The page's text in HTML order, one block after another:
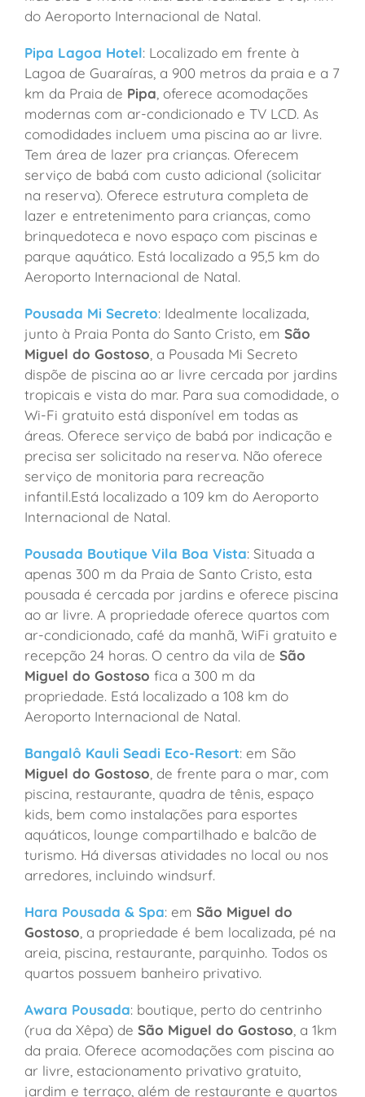
do Aeroporto Internacional de Natal.
Pipa Lagoa Hotel: Localizado em frente à
Lagoa de Guaraíras, a 900 metros da praia e a 7
km da Praia de Pipa, oferece acomodações
modernas com ar-condicionado e TV LCD. As
comodidades incluem uma piscina ao ar livre.
Tem área de lazer pra crianças. Oferecem
serviço de babá com custo adicional (solicitar
na reserva). Oferece estrutura completa de
lazer e entretenimento para crianças, como
brinquedoteca e novo espaço com piscinas e
parque aquático. Está localizado a 95,5 km do
Aeroporto Internacional de Natal.
Pousada Mi Secreto: Idealmente localizada,
junto à Praia Ponta do Santo Cristo, em São
Miguel do Gostoso, a Pousada Mi Secreto
dispõe de piscina ao ar livre cercada por jardins
tropicais e vista do mar. Para sua comodidade, o
Wi-Fi gratuito está disponível em todas as
áreas. Oferece serviço de babá por indicação e
precisa ser solicitado na reserva. Não oferece
serviço de monitoria para recreação
infantil.Está localizado a 109 km do Aeroporto
Internacional de Natal.
Pousada Boutique Vila Boa Vista: Situada a
apenas 300 m da Praia de Santo Cristo, esta
pousada é cercada por jardins e oferece piscina
ao ar livre. A propriedade oferece quartos com
ar-condicionado, café da manhã, WiFi gratuito e
recepção 24 horas. O centro da vila de São
Miguel do Gostoso fica a 300 m da
propriedade. Está localizado a 108 km do
Aeroporto Internacional de Natal.
Bangalô Kauli Seadi Eco-Resort: em São
Miguel do Gostoso, de frente para o mar, com
piscina, restaurante, quadra de tênis, espaço
kids, bem como instalações para esportes
aquáticos, lounge compartilhado e balcão de
turismo. Há diversas atividades no local ou nos
arredores, incluindo windsurf.
Hara Pousada & Spa: em São Miguel do
Gostoso, a propriedade é bem localizada,pé na
areia, piscina, restaurante, parquinho. Todos os
quartos possuem banheiro privativo.
Awara Pousada: boutique, perto do centrinho
(rua da Xêpa) de São Miguel do Gostoso, a 1km
da praia. Oferece acomodações com piscina ao
ar livre, estacionamento privativo gratuito,
jardim e terraço, além de restaurante e quartos